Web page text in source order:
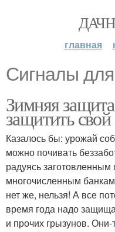
главная
Сигналы для
Зимняя
защитить свой
Казалось бы: урожай
можно почивать
радуясь
многочисленным
нет же, нельзя! А все
время года надо
и прочих грызунов. Они-